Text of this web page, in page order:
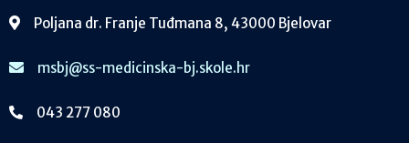
Poljana dr. Franje Tuđmana 8, 43000 Bjelovar
msbj@ss-medicinska-bj.skole.hr
043 277 080